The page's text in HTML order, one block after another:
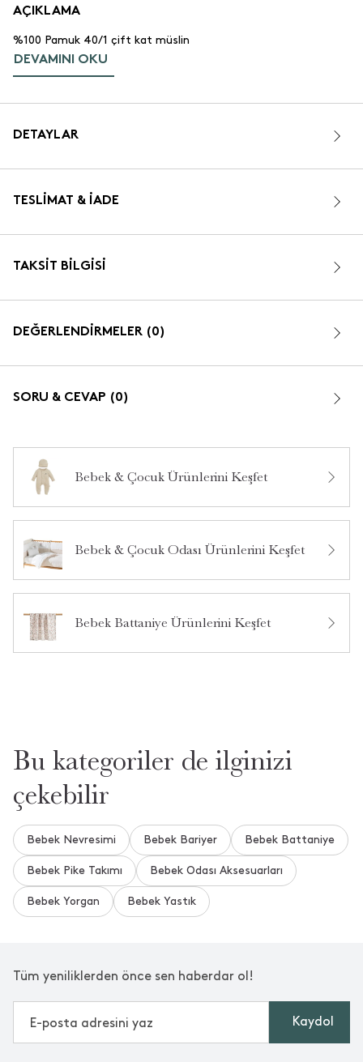
AÇIKLAMA
%100 Pamuk 40/1 çift kat müslin
DEVAMINI OKU
DETAYLAR
TESLIMAT & İADE
TAKSIT BILGISI
DEĞERLENDİRMELER (0)
SORU & CEVAP (0)
Bu ürün hakkında daha önce hiç soru sorulmamış.
Ürün Hakkında Soru Sor
Bebek & Çocuk Ürünlerini Keşfet
Bebek & Çocuk Odası Ürünlerini Keşfet
Bebek Battaniye Ürünlerini Keşfet
Bu kategoriler de ilginizi
çekebilir
Bebek Nevresimi Bebek Bariyer Bebek Battaniye
Bebek Pike Takımı Bebek Odası Aksesuarları
Bebek Yorgan Bebek Yastık
Tüm yeniliklerden önce sen haberdar ol!
Kaydol